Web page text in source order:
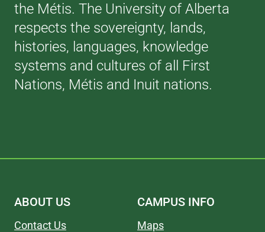
the Métis. The University of Alberta
respects the sovereignty, lands,
histories, languages, knowledge
systems and cultures of all First
Nations, Métis and Inuit nations.
ABOUT US
Contact Us
CAMPUS INFO
Maps